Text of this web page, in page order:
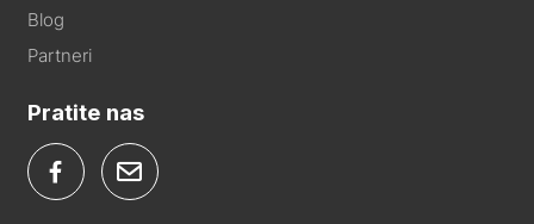
Blog
Partneri
Pratite nas